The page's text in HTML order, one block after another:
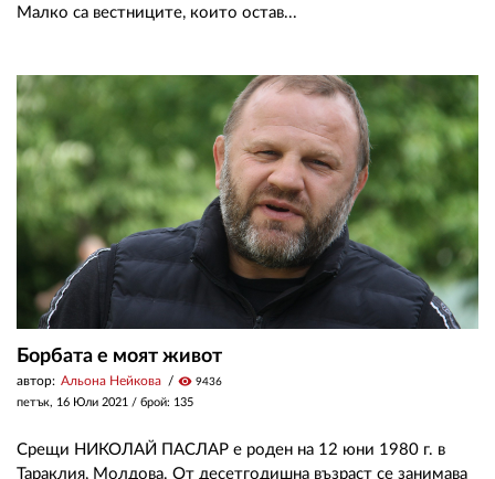
Малко са вестниците, които остав...
Борбата е моят живот
автор: Альона Нейкова visibility 9436
петък, 16 Юли 2021 / брой: 135
Срещи НИКОЛАЙ ПАСЛАР е роден на 12 юни 1980 г. в
Тараклия, Молдова. От десетгодишна възраст се занимава